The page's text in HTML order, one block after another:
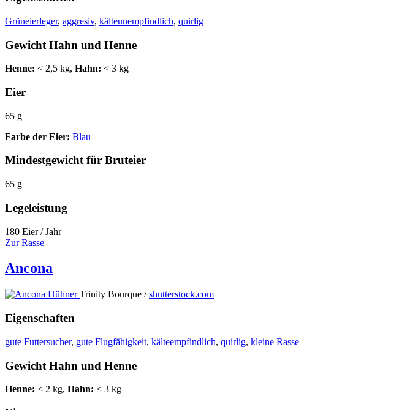
Grüneierleger, aggresiv, kälteunempfindlich, quirlig
Gewicht Hahn und Henne
Henne: < 2,5 kg, Hahn: < 3 kg
Eier
65 g
Farbe der Eier: Blau
Mindestgewicht für Bruteier
65 g
Legeleistung
180 Eier / Jahr
Zur Rasse
Ancona
Trinity Bourque /shutterstock.com
Eigenschaften
gute Futtersucher, gute Flugfähigkeit, kälteempfindlich, quirlig, kleine Rasse
Gewicht Hahn und Henne
Henne: < 2 kg, Hahn: < 3 kg